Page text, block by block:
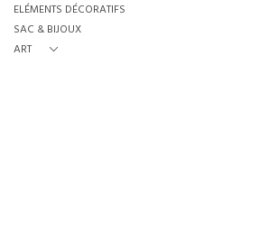
ELÉMENTS DÉCORATIFS
SAC & BIJOUX
ART